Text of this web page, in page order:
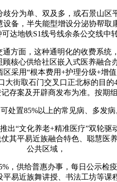
为单、双及多，或石景山区
备，半失能型增设分泌协帮
地铁S1线号线余条公交线中
面，这种通明化的收费系统
核心供给社区嵌入式医养融
采用“根本费用+护理分级+增
街取石门交叉口正北标的目
存案及开辟商发布为准。按期
85%以上的常见病、多发病
“文化养老+精准医疗”双轮驱
其平易近族融合特色、聪慧
公共区域，
供给普惠办事，每日公示检
易近族舞讲授、书法工坊等